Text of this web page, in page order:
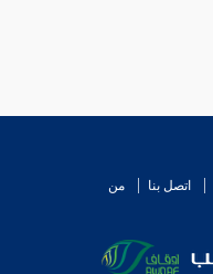
اتصل بنا
من